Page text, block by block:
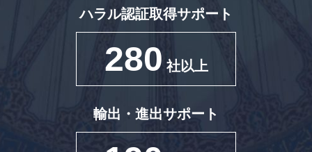
ハラル認証取得サポート
280 社以上
輸出・進出サポート